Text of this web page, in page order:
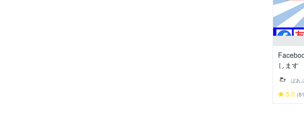
します
5.0